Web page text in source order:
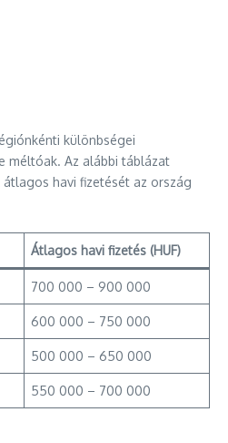
különbségei
méltóak. Az alábbi táblázat
havi fizetését az ország
Átlagos havi fizetés (HUF)
700 000 – 900 000
600 000 – 750 000
500 000 – 650 000
550 000 – 700 000